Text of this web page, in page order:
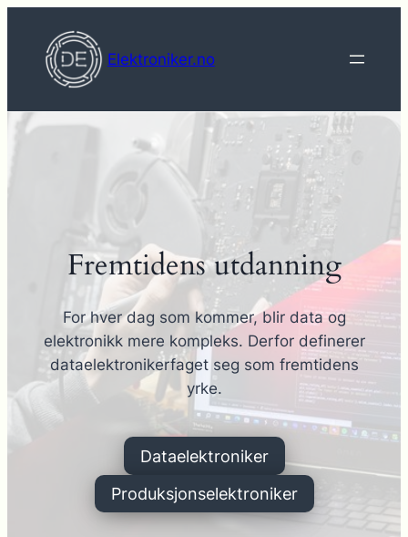
innhold
Elektroniker.no
Fremtidens utdanning
For hver dag som kommer, blir data og
elektronikk mere kompleks. Derfor definerer
dataelektronikerfaget seg som fremtidens
yrke.
Dataelektroniker
Produksjonselektroniker